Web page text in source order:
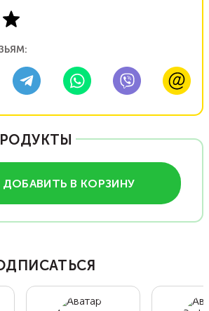
ДОБАВИТЬ В КОРЗИНУ